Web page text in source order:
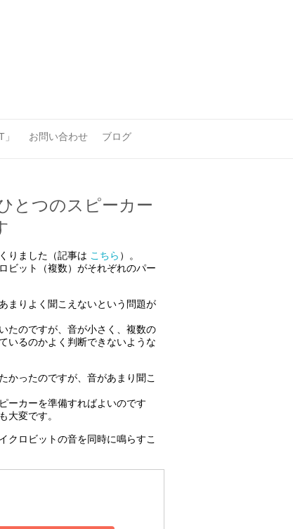
お問い合わせ ブログ
とつのスピーカー
りました（記事は こちら ）。
ビット（複数）がそれぞれのパー
まりよく聞こえないという問題が
たのですが、音が小さく、複数の
いるのかよく判断できないような
かったのですが、音があまり聞こ
ーカーを準備すればよいのです
大変です。
クロビットの音を同時に鳴らすこ